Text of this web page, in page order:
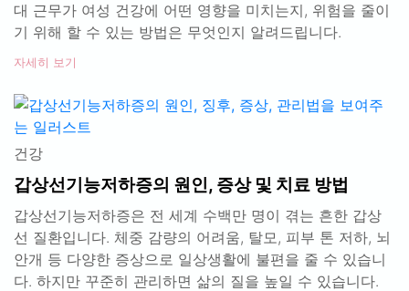
대 근무가 여성 건강에 어떤 영향을 미치는지, 위험을 줄이
기 위해 할 수 있는 방법은 무엇인지 알려드립니다.
자세히 보기
건강
갑상선기능저하증의 원인, 증상 및 치료 방법
갑상선기능저하증은 전 세계 수백만 명이 겪는 흔한 갑상
선 질환입니다. 체중 감량의 어려움, 탈모, 피부 톤 저하, 뇌
안개 등 다양한 증상으로 일상생활에 불편을 줄 수 있습니
다. 하지만 꾸준히 관리하면 삶의 질을 높일 수 있습니다.